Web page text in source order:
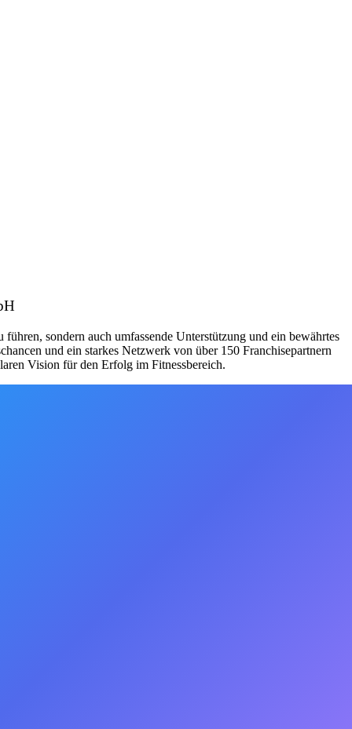
sondern auch umfassende Unterstützung und ein bewährtes
und ein starkes Netzwerk von über 150 Franchisepartnern
Vision für den Erfolg im Fitnessbereich.